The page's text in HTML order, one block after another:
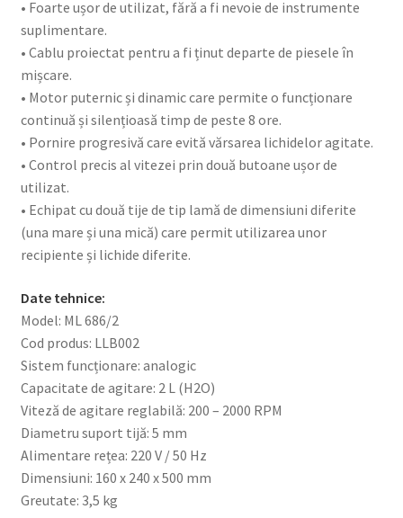
• Foarte ușor de utilizat, fără a fi nevoie de instrumente
suplimentare.
• Cablu proiectat pentru a fi ținut departe de piesele în
mișcare.
• Motor puternic și dinamic care permite o funcționare
continuă și silențioasă timp de peste 8 ore.
• Pornire progresivă care evită vărsarea lichidelor agitate.
• Control precis al vitezei prin două butoane ușor de
utilizat.
• Echipat cu două tije de tip lamă de dimensiuni diferite
(una mare și una mică) care permit utilizarea unor
recipiente și lichide diferite.
Date tehnice:
Model: ML 686/2
Cod produs: LLB002
Sistem funcționare: analogic
Capacitate de agitare: 2 L (H2O)
Viteză de agitare reglabilă: 200 – 2000 RPM
Diametru suport tijă: 5 mm
Alimentare rețea: 220 V / 50 Hz
Dimensiuni: 160 x 240 x 500 mm
Greutate: 3,5 kg